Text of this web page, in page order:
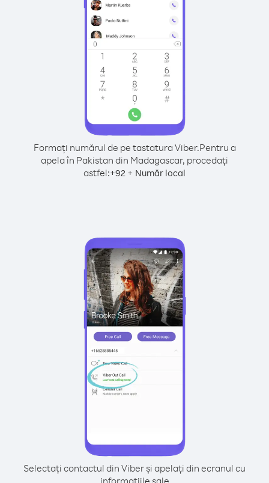
Formați numărul de pe tastatura Viber.Pentru a
apela în Pakistan din Madagascar, procedați
astfel:+92 + Număr local
Selectați contactul din Viber și apelați din ecranul cu
informațiile sale